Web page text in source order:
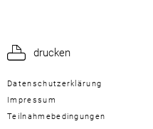
drucken
Datenschutzerklärung
Impressum
Teilnahmebedingungen